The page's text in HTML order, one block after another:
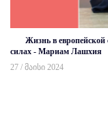
Жизнь в европейской
силах - Мариам Лашхия
27 / მაისი 2024